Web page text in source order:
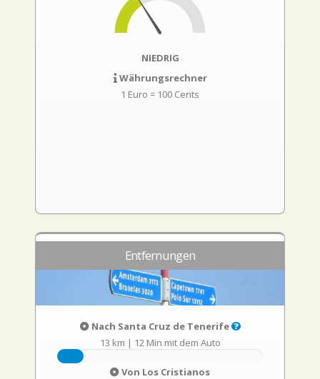
NIEDRIG
Währungsrechner
1 Euro = 100 Cents
Entfernungen
Nach Santa Cruz de Tenerife
13 km | 12 Min mit dem Auto
Von Los Cristianos